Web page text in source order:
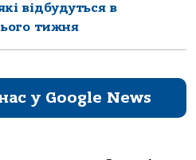
відбудуться в
тижня
у Google News